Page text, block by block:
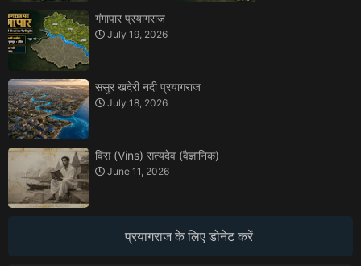
गंगापार प्रयागराज
July 19, 2026
ससुर खदेरी नदी प्रयागराज
July 18, 2026
विंस (Vins) सत्यदेव (वैज्ञानिक)
June 11, 2026
प्रयागराज के लिए डोनेट करें